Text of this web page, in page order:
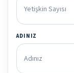
ADINIZ